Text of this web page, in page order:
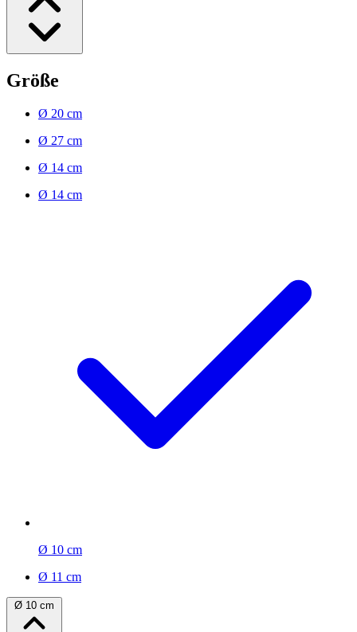
Größe
Ø 20 cm
Ø 27 cm
Ø 14 cm
Ø 14 cm
Ø 10 cm
Ø 11 cm
Ø 10 cm